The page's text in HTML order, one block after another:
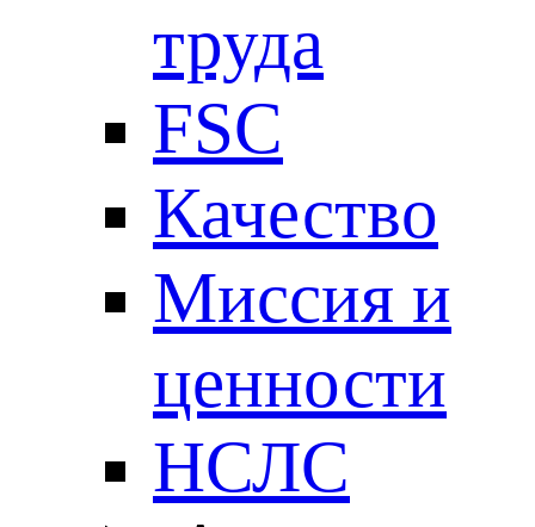
труда
FSC
Качество
Миссия и
ценности
НСЛС